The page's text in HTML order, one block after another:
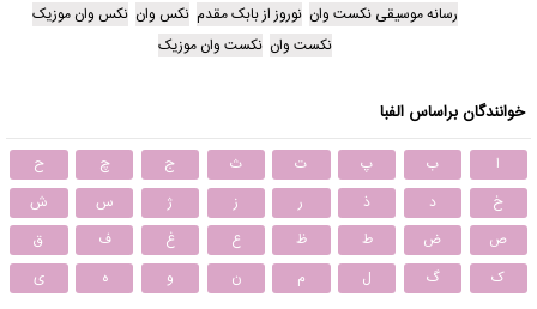
رسانه موسیقی نکست وان نوروز از بابک مقدم نکس وان نکس وان موزیک
نکست وان نکست وان موزیک
خوانندگان براساس الفبا
ا ب پ ت ث ج چ
ح
خ
د ذ ر ز ژ س
ش
ص
ض ط ظ ع غ ف
ق
ک
گ ل م ن و ه ی